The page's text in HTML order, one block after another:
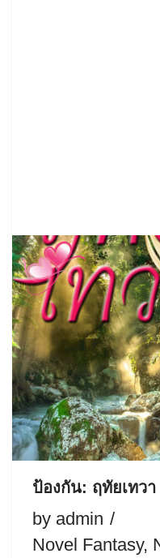
ป้องกัน: ฤทัยเทวา
by admin
Novel Fantasy,